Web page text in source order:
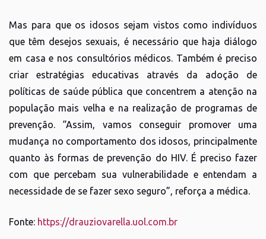
Mas para que os idosos sejam vistos como indivíduos
que têm desejos sexuais, é necessário que haja diálogo
em casa e nos consultórios médicos. Também é preciso
criar estratégias educativas através da adoção de
políticas de saúde pública que concentrem a atenção na
população mais velha e na realização de programas de
prevenção. “Assim, vamos conseguir promover uma
mudança no comportamento dos idosos, principalmente
quanto às formas de prevenção do HIV. É preciso fazer
com que percebam sua vulnerabilidade e entendam a
necessidade de se fazer sexo seguro”, reforça a médica.
Fonte: https://drauziovarella.uol.com.br